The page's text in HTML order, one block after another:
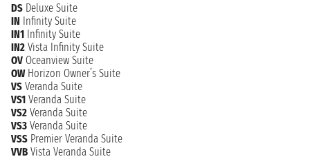
2027年4月30日星期五
n.d.
的玻璃纪念品，但最持久的记忆将是您对这 座城市本
身的印象。
DS Deluxe Suite
IN Infinity Suite
IN1 Infinity Suite
IN2 Vista Infinity Suite
OV Oceanview Suite
OW Horizon Owner’s Suite
VS Veranda Suite
VS1 Veranda Suite
VS2 Veranda Suite
VS3 Veranda Suite
VSS Premier Veranda Suite
VVB Vista Veranda Suite